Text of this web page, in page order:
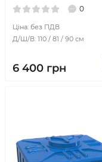
0
Ціна: без ПДВ
Д/Ш/В: 110 / 81 / 90 см
6 400 грн